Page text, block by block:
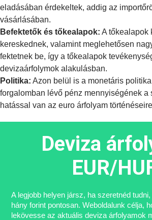
eladásában érdekeltek, addig az
vásárlásában.
Befektetők és tőkealapok: A tőkealapok
kereskednek, valamint meglehetősen
fektetnek be, így a tőkealapok
devizaárfolymok alakulásban.
Politika: Azon belül is a monetáris politika
forgalomban lévő pénz mennyiségének a
hatással van az euro árfolyam
Deviza
EUR/
A legjobb helyen jársz, ha szeretnéd
hány forint pontosan. Weboldalunk célja,
lekövesse az aktuális deviza árfolyamok